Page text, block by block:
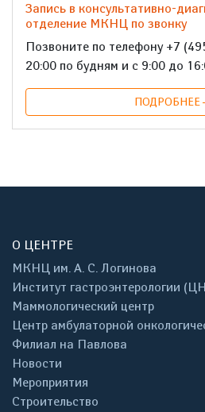
Запись в консультативно-
отделение МКНЦ по звонку
Позвоните по телефону +7
20:00 по будням и с 9:00 до
ПОДРОБНЕЕ
О ЦЕНТРЕ
МКНЦ им. А. С. Логинова
Институт гастроэнтерологии
Маммологический центр
Центр амбулаторной
Филиал на Павлова
Новости
Мероприятия
Строительство